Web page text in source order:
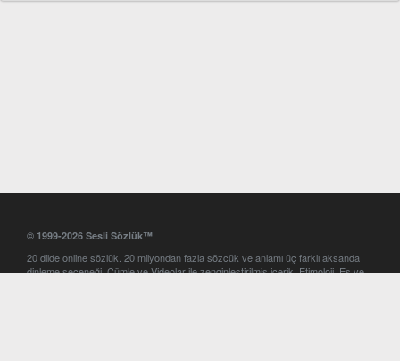
© 1999-2026 Sesli Sözlük™
20 dilde online sözlük. 20 milyondan fazla sözcük ve anlamı üç farklı aksanda
dinleme seçeneği. Cümle ve Videolar ile zenginleştirilmiş içerik. Etimoloji, Eş ve